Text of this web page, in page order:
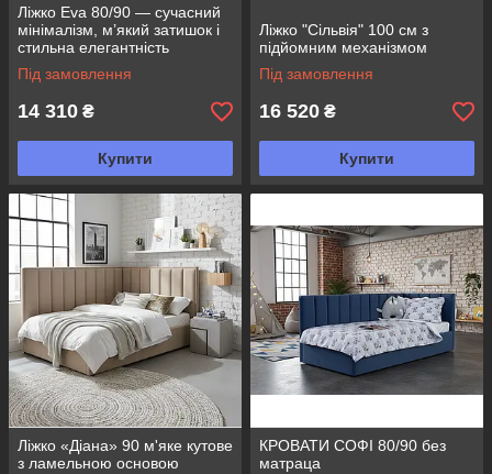
Ліжко Eva 80/90 — сучасний
мінімалізм, м’який затишок і
стильна елегантність
Під замовлення
14 310 ₴
Купити
Ліжко "Сільвія" 100 см з
підйомним механізмом
Під замовлення
16 520 ₴
Купити
Ліжко «Діана» 90 м'яке кутове
з ламельною основою
КРОВАТИ СОФІ 80/90 без
матраца